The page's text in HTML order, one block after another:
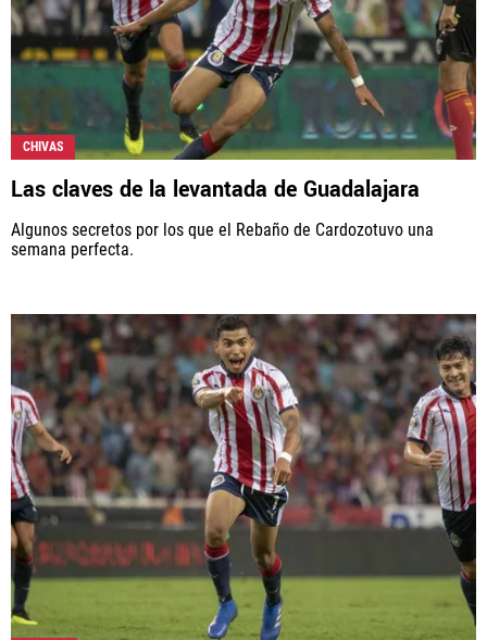
CHIVAS
Las claves de la levantada de Guadalajara
Algunos secretos por los que el Rebaño de Cardozotuvo una
semana perfecta.